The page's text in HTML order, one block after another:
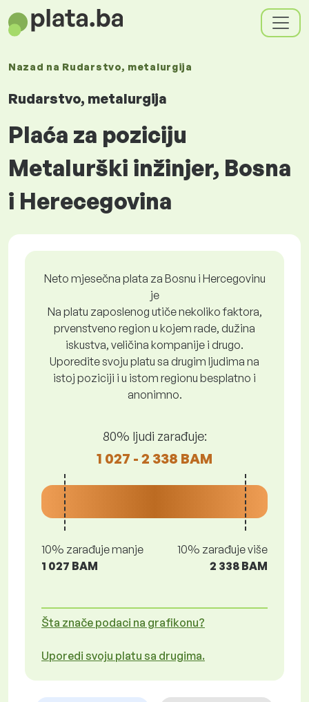
Nazad na Rudarstvo, metalurgija
Rudarstvo, metalurgija
Plaća za poziciju
Metalurški inžinjer, Bosna
i Herecegovina
Neto mjesečna plata za Bosnu i Hercegovinu
je
Na platu zaposlenog utiče nekoliko faktora,
prvenstveno region u kojem rade, dužina
iskustva, veličina kompanije i drugo.
Uporedite svoju platu sa drugim ljudima na
istoj poziciji i u istom regionu besplatno i
anonimno.
80% ljudi zarađuje:
1 027 - 2 338 BAM
10% zarađuje manje
1 027 BAM
10% zarađuje više
2 338 BAM
Šta znače podaci na grafikonu?
Uporedi svoju platu sa drugima.